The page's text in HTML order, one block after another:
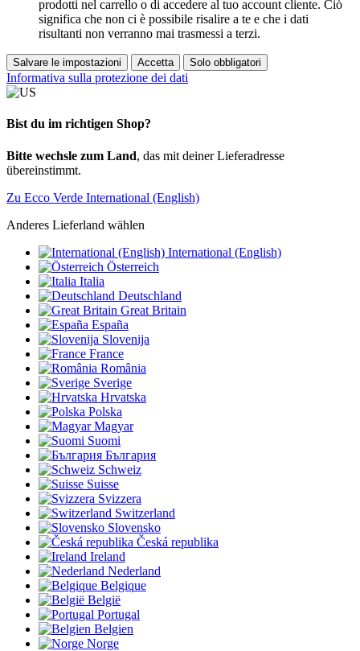
prodotti nel carrello o di accedere al tuo account cliente. Ciò
significa che non ci è possibile risalire a te e che i dati
risultanti non verranno mai trasmessi a terzi.
Salvare le impostazioni Accetta Solo obbligatori
Informativa sulla protezione dei dati
Bist du im richtigen Shop?
Bitte wechsle zum Land, das mit deiner Lieferadresse
übereinstimmt.
Zu Ecco Verde International (English)
Anderes Lieferland wählen
International (English)
Österreich
Italia
Deutschland
Great Britain
España
Slovenija
France
România
Sverige
Hrvatska
Polska
Magyar
Suomi
България
Schweiz
Suisse
Svizzera
Switzerland
Slovensko
Česká republika
Ireland
Nederland
Belgique
België
Portugal
Belgien
Norge